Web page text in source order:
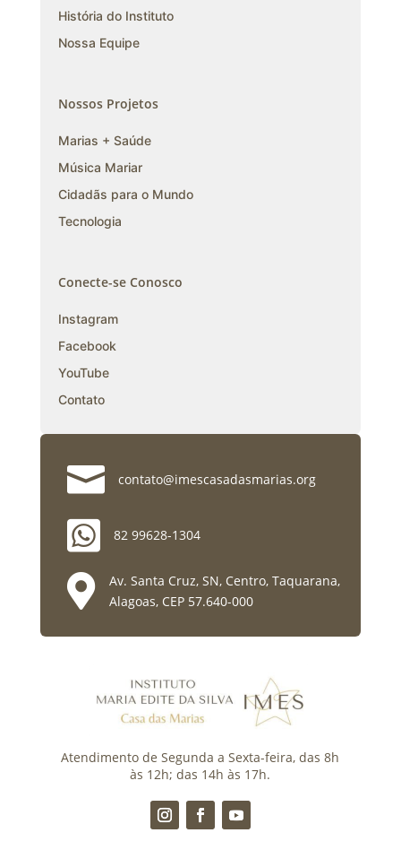
História do Instituto
Nossa Equipe
Nossos Projetos
Marias + Saúde
Música Mariar
Cidadãs para o Mundo
Tecnologia
Conecte-se Conosco
Instagram
Facebook
YouTube
Contato
 contato@imescasadasmarias.org
 82 99628-1304

Av. Santa Cruz, SN, Centro, Taquarana,
Alagoas, CEP 57.640-000
Atendimento de Segunda a Sexta-feira, das 8h
às 12h; das 14h às 17h.